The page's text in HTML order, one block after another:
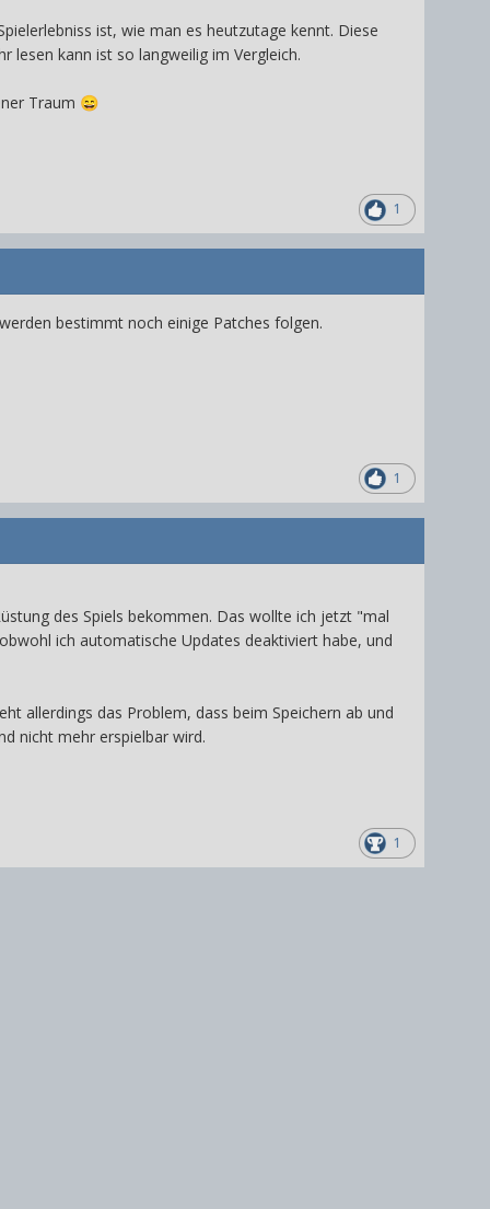
ist, wie man es heutzutage kennt. Diese
lesen kann ist so langweilig im Vergleich.
Traum 😄
1
bestimmt noch einige Patches folgen.
1
des Spiels bekommen. Das wollte ich jetzt "mal
ich automatische Updates deaktiviert habe, und
allerdings das Problem, dass beim Speichern ab und
nicht mehr erspielbar wird.
1